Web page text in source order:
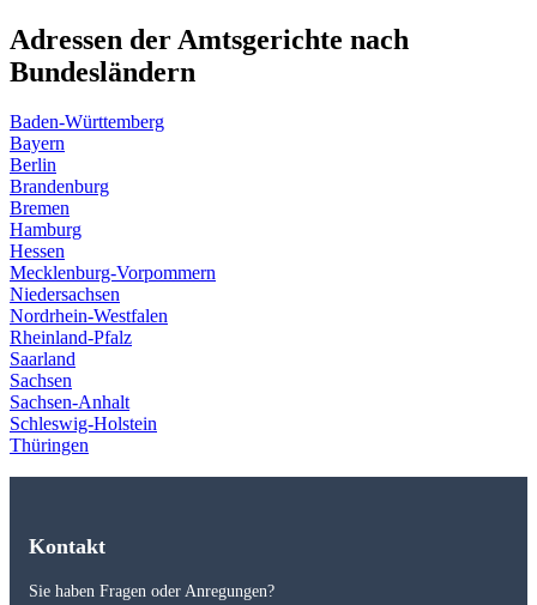
Adressen der Amtsgerichte nach
Bundesländern
Baden-Württemberg
Bayern
Berlin
Brandenburg
Bremen
Hamburg
Hessen
Mecklenburg-Vorpommern
Niedersachsen
Nordrhein-Westfalen
Rheinland-Pfalz
Saarland
Sachsen
Sachsen-Anhalt
Schleswig-Holstein
Thüringen
Kontakt
Sie haben Fragen oder Anregungen?